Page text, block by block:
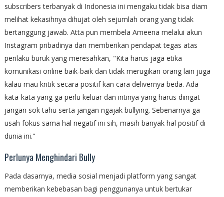
subscribers terbanyak di Indonesia ini mengaku tidak bisa diam
melihat kekasihnya dihujat oleh sejumlah orang yang tidak
bertanggung jawab. Atta pun membela Ameena melalui akun
Instagram pribadinya dan memberikan pendapat tegas atas
perilaku buruk yang meresahkan, "Kita harus jaga etika
komunikasi online baik-baik dan tidak merugikan orang lain juga
kalau mau kritik secara positif kan cara delivernya beda. Ada
kata-kata yang ga perlu keluar dan intinya yang harus diingat
jangan sok tahu serta jangan ngajak bullying. Sebenarnya ga
usah fokus sama hal negatif ini sih, masih banyak hal positif di
dunia ini."
Perlunya Menghindari Bully
Pada dasarnya, media sosial menjadi platform yang sangat
memberikan kebebasan bagi penggunanya untuk bertukar